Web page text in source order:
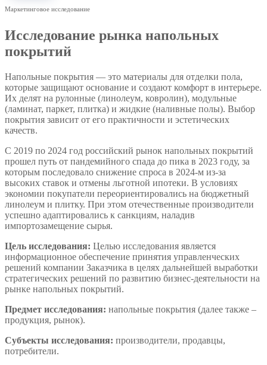
Маркетинговое исследование
Исследование рынка напольных
покрытий
Напольные покрытия — это материалы для отделки пола,
которые защищают основание и создают комфорт в интерьере.
Их делят на рулонные (линолеум, ковролин), модульные
(ламинат, паркет, плитка) и жидкие (наливные полы). Выбор
покрытия зависит от его практичности и эстетических
качеств.
С 2019 по 2024 год российский рынок напольных покрытий
прошел путь от пандемийного спада до пика в 2023 году, за
которым последовало снижение спроса в 2024-м из-за
высоких ставок и отмены льготной ипотеки. В условиях
экономии покупатели переориентировались на бюджетный
линолеум и плитку. При этом отечественные производители
успешно адаптировались к санкциям, наладив
импортозамещение сырья.
Цель исследования: Целью исследования является
информационное обеспечение принятия управленческих
решений компании Заказчика в целях дальнейшей выработки
стратегических решений по развитию бизнес-деятельности на
рынке напольных покрытий.
Предмет исследования: напольные покрытия (далее также –
продукция, рынок).
Субъекты исследования: производители, продавцы,
потребители.